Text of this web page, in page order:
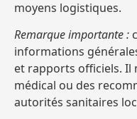
moyens logistiques.
Remarque importante :
informations
et rapports officiels. Il
médical ou des
autorités sanitaires